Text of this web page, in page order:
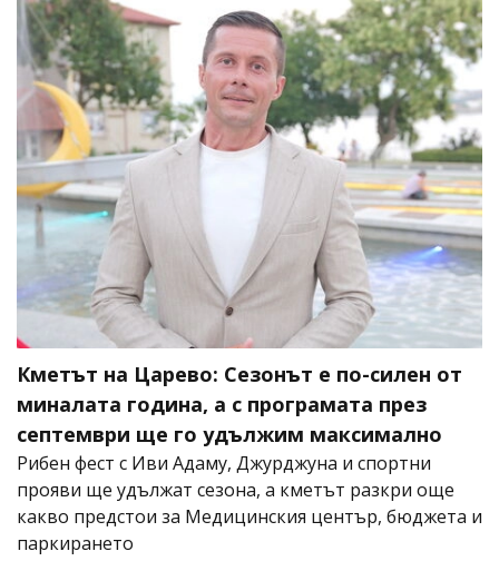
Кметът на Царево: Сезонът е по-силен от
миналата година, а с програмата през
септември ще го удължим максимално
Рибен фест с Иви Адаму, Джурджуна и спортни
прояви ще удължат сезона, а кметът разкри още
какво предстои за Медицинския център, бюджета и
паркирането